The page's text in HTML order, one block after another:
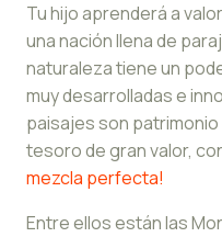
Tu hijo aprenderá a
una nación llena de
naturaleza tiene un
muy desarrolladas e
paisajes son
tesoro de gran valor,
mezcla perfecta!
Entre ellos están las